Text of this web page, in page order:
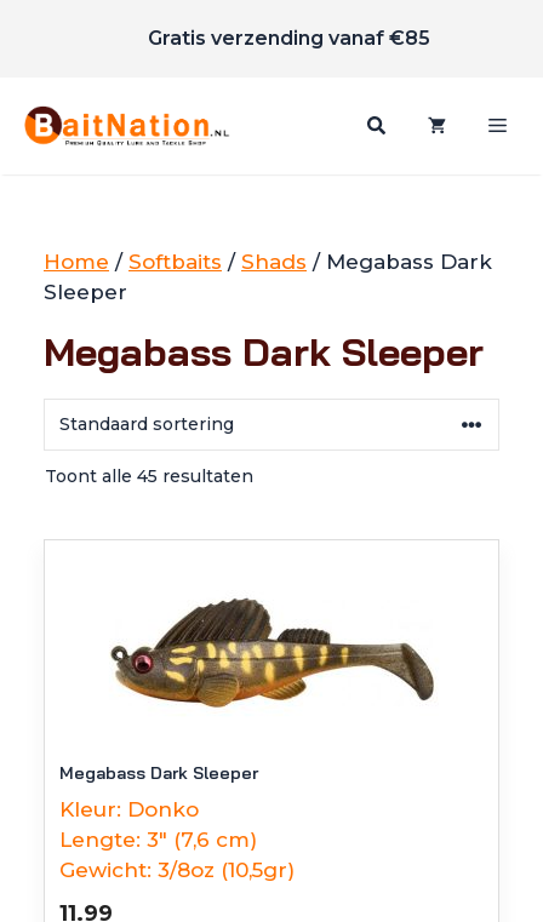
inhoud
Gratis verzending vanaf €85
Home / Softbaits / Shads / Megabass Dark
Sleeper
Megabass Dark Sleeper
Toont alle 45 resultaten
Megabass Dark Sleeper
Kleur: Donko
Lengte: 3" (7,6 cm)
Gewicht: 3/8oz (10,5gr)
11.99